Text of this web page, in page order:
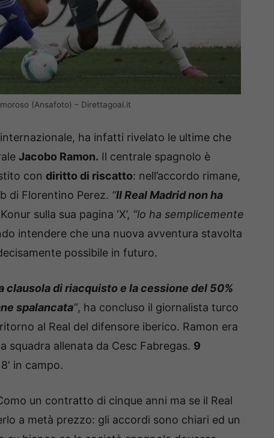
(Ansafoto) – Direttagoal.it
ha infatti rivelato le ultime che
Jacobo Ramon. Il centrale spagnolo è
con diritto di riscatto: nell’accordo rimane,
di Florentino Perez. “Il Real Madrid non ha
sulla sua pagina ‘X’, “lo ha semplicemente
intendere che una nuova avventura stavolta
possibile in futuro.
clausola di riacquisto e la cessione del 50%
spalancata“, ha concluso il giornalista turco
al Real del difensore iberico. Ramon era
squadra allenata da Cesc Fabregas. 9
in campo.
un contratto di cinque anni ma se il Real
a metà prezzo: gli accordi sono chiari ed un